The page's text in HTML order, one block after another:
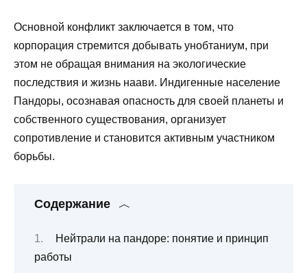
Основной конфликт заключается в том, что
корпорация стремится добывать унобтаниум, при
этом не обращая внимания на экологические
последствия и жизнь наави. Индигенные население
Пандоры, осознавая опасность для своей планеты и
собственного существования, организует
сопротивление и становится активным участником
борьбы.
Содержание
Нейтрали на пандоре: понятие и принцип
работы